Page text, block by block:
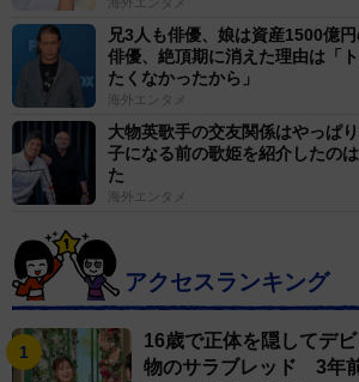
海外エンタメ
兄3人も俳優、娘は資産1500億
俳優、絶頂期に消えた理由は「
たくなかったから」
海外エンタメ
大物英歌手の交友関係はやっぱ
子になる前の歌姫を紹介したの
た
海外エンタメ
アクセスランキング
16歳で正体を隠してデ
物のサラブレッド 3年